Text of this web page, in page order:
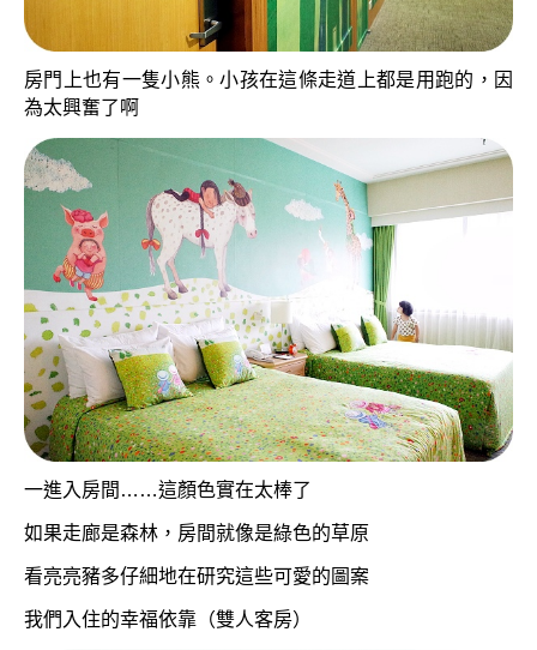
房門上也有一隻小熊。小孩在這條走道上都是用跑的，因
為太興奮了啊
一進入房間……這顏色實在太棒了
如果走廊是森林，房間就像是綠色的草原
看亮亮豬多仔細地在研究這些可愛的圖案
我們入住的幸福依靠 （雙人客房）